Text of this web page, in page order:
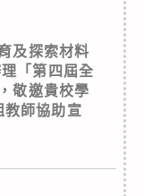
及探索材料
「第四屆全
敬邀貴校學
教師協助宣